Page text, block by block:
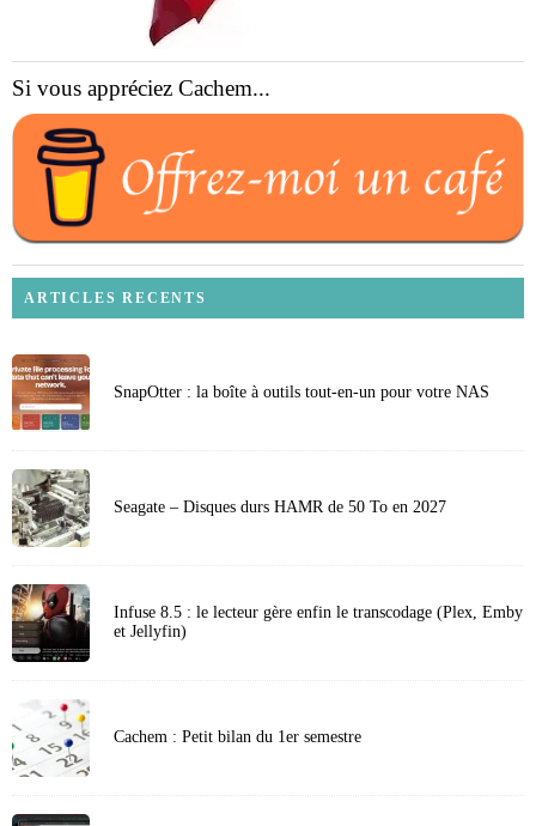
Si vous appréciez Cachem...
ARTICLES RECENTS
SnapOtter : la boîte à outils tout-en-un pour votre NAS
Seagate – Disques durs HAMR de 50 To en 2027
Infuse 8.5 : le lecteur gère enfin le transcodage (Plex, Emby
et Jellyfin)
Cachem : Petit bilan du 1er semestre